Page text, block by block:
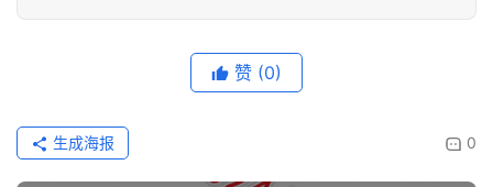
赞 (0)
0
生成海报